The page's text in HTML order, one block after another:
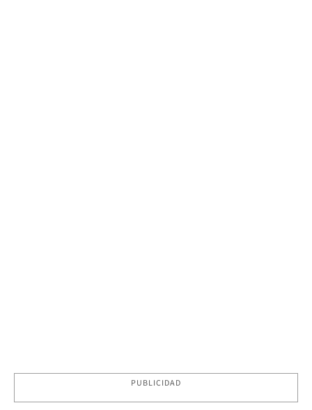
PUBLICIDAD